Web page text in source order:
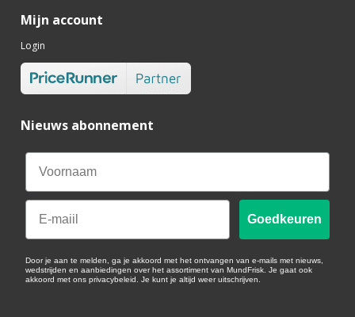
Mijn account
Login
Nieuws abonnement
Email
Goedkeuren
Door je aan te melden, ga je akkoord met het ontvangen van e-mails met nieuws,
wedstrijden en aanbiedingen over het assortiment van MundFrisk. Je gaat ook
akkoord met ons privacybeleid. Je kunt je altijd weer uitschrijven.